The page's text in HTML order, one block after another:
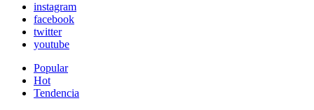
instagram
facebook
twitter
youtube
Popular
Hot
Tendencia